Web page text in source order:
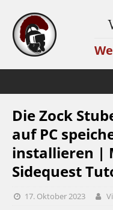
Die Zock
auf PC
installieren |
Sidequest
17. Oktober 2023